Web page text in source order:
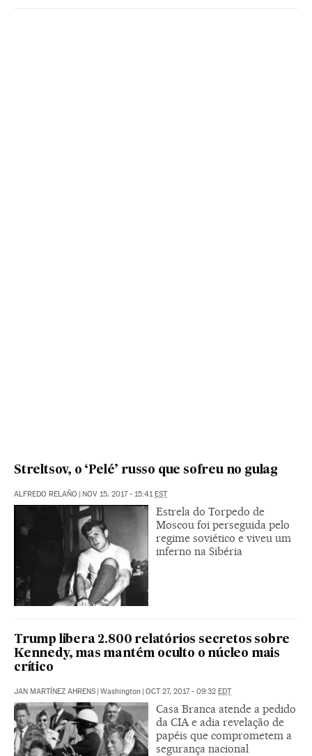
Streltsov, o ‘Pelé’ russo que sofreu no gulag
ALFREDO RELAÑO | NOV 15, 2017 - 15:41EST
Estrela do Torpedo de
Moscou foi perseguida pelo
regime soviético e viveu um
inferno na Sibéria
Trump libera 2.800 relatórios secretos sobre
Kennedy, mas mantém oculto o núcleo mais
crítico
JAN MARTÍNEZ AHRENS | Washington | OCT 27, 2017 - 09:32 EDT
Casa Branca atende a pedido
da CIA e adia revelação de
papéis que comprometem a
segurança nacional